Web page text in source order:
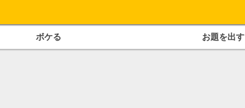
ボケる お題を出す